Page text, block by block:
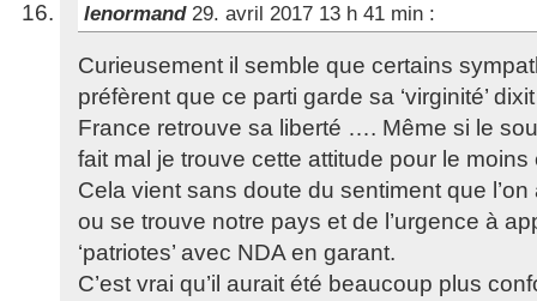
lenormand 29. avril 2017 13 h 41 min :
Curieusement il semble que certains
préfèrent que ce parti garde sa ‘virginité’
France retrouve sa liberté …. Même si le
fait mal je trouve cette attitude pour le moins
Cela vient sans doute du sentiment que l’on
ou se trouve notre pays et de l’urgence à
‘patriotes’ avec NDA en garant.
C’est vrai qu’il aurait été beaucoup plus